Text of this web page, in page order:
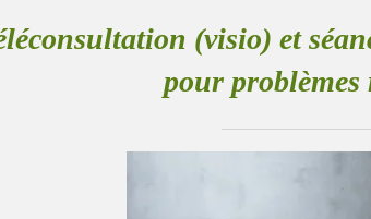
(visio) et
pour